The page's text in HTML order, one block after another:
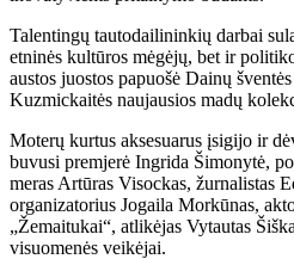
Talentingų tautodailininkių darbai
etninės kultūros mėgėjų, bet ir
austos juostos papuošė Dainų
Kuzmickaitės naujausios madų
Moterų kurtus aksesuarus įsigijo ir
buvusi premjerė Ingrida Šimonytė,
meras Artūras Visockas, žurnalistas
organizatorius Jogaila Morkūnas,
„Žemaitukai“, atlikėjas Vytautas
visuomenės veikėjai.